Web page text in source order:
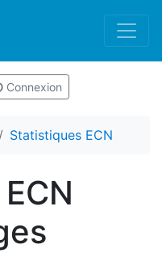
Connexion
Statistiques ECN